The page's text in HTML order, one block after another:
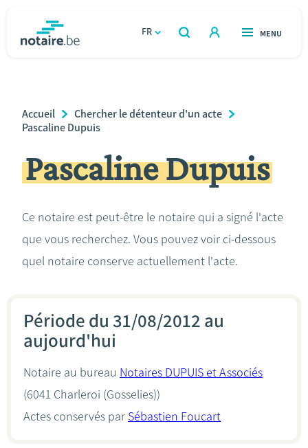
FR
OUVERT
RECHERCHER
OUVERT
MENU
Relations et vivre ensemble
Héritage et donations
Le notaire
Breadcrumb
Accueil
Chercher le détenteur d'un acte
Pascaline Dupuis
Pascaline Dupuis
Ce notaire est peut-être le notaire qui a signé l'acte
que vous recherchez. Vous pouvez voir ci-dessous
quel notaire conserve actuellement l'acte.
Période du 31/08/2012 au
aujourd'hui
Notaire au bureau Notaires DUPUIS et Associés
(6041 Charleroi (Gosselies))
Actes conservés par Sébastien Foucart